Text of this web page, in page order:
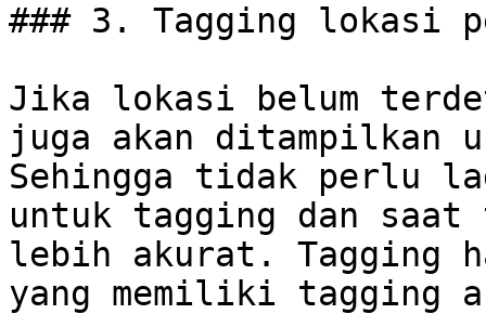
### 3. Tagging lokasi
Jika lokasi belum
juga akan ditampilkan
Sehingga tidak perlu
untuk tagging dan
lebih akurat. Tagging
yang memiliki tagging